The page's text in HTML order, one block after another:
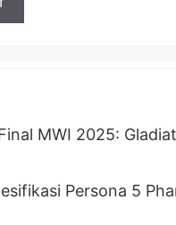
MWI 2025:
Persona 5